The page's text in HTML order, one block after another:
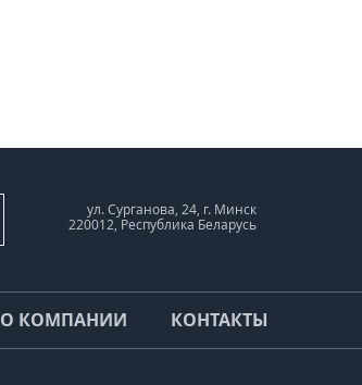
ул. Сурганова, 24, г. Минск
220012, Республика Беларусь
О КОМПАНИИ КОНТАКТЫ